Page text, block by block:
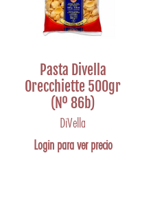
Pasta Divella
Orecchiette 500gr
(Nº 86b)
DiVella
Login para ver precio